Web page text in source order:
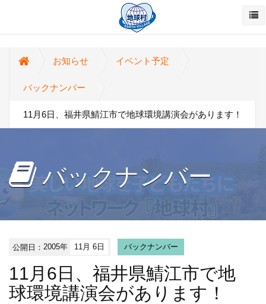
お知らせ イベント予定
バックナンバー
11月6日、福井県鯖江市で地球環境講演会があります！
バックナンバー
公開日：2005年 11月 6日 バックナンバー
11月6日、福井県鯖江市で地
球環境講演会があります！